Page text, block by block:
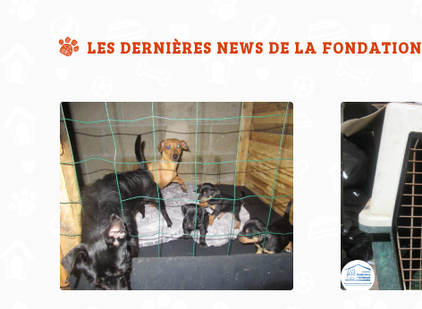
LES DERNIÈRES NEWS DE LA FONDATION